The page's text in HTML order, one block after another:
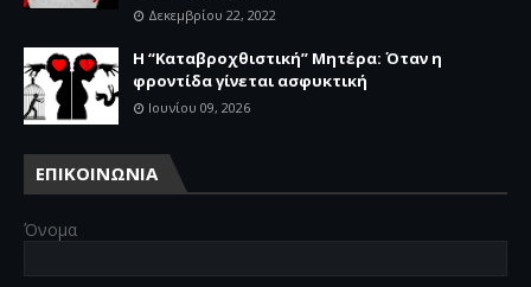
Δεκεμβρίου 22, 2022
Η “Καταβροχθιστική” Mητέρα: Όταν η
φροντίδα γίνεται ασφυκτική
Ιουνίου 09, 2026
ΕΠΙΚΟΙΝΩΝΙΑ
Όνομα